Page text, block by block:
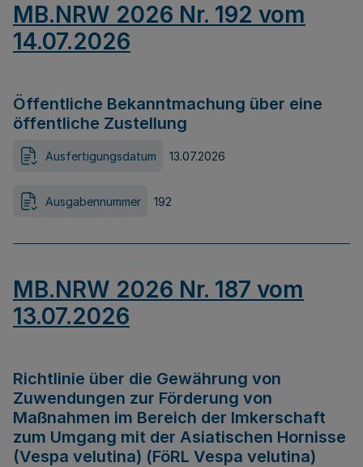
MB.NRW 2026 Nr. 192 vom
14.07.2026
Öffentliche Bekanntmachung über eine
öffentliche Zustellung
Ausfertigungsdatum 13.07.2026
Ausgabennummer 192
MB.NRW 2026 Nr. 187 vom
13.07.2026
Richtlinie über die Gewährung von
Zuwendungen zur Förderung von
Maßnahmen im Bereich der Imkerschaft
zum Umgang mit der Asiatischen Hornisse
(Vespa velutina) (FöRL Vespa velutina)